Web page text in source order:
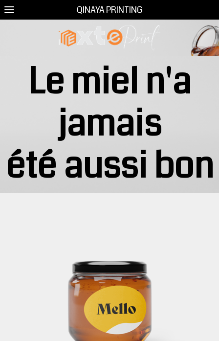
QINAYA PRINTING
Le miel n'a
jamais
étéaussi bon